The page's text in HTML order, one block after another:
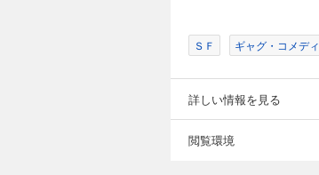
ＳＦ ギャグ・コメディ
詳しい情報を見る
閲覧環境